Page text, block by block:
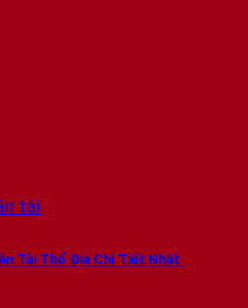
Tài Thổ Địa Chi Tiết Nhất